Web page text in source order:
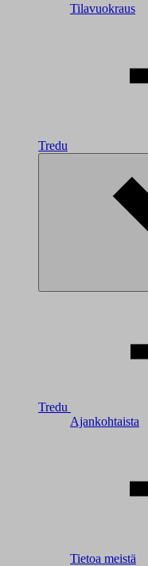
Tilavuokraus
Tredu
Tredu
Ajankohtaista
Tietoa meistä